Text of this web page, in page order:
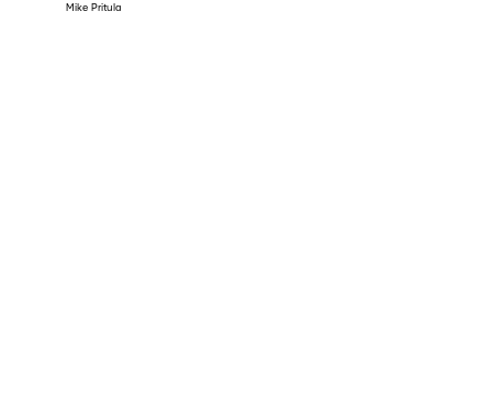
Mike Pritula